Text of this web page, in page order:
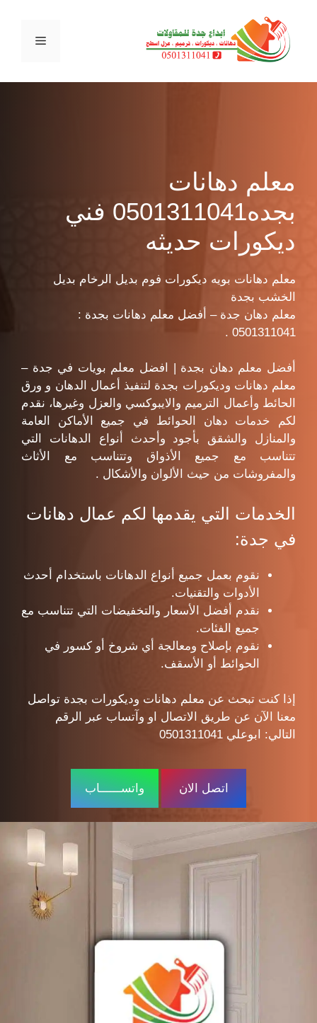
المحتوى
القائمة
معلم دهانات
بجده0501311041 فني
ديكورات حديثه
معلم دهانات بويه ديكورات فوم بديل الرخام بديل
الخشب بجدة
معلم دهان جدة – أفضل معلم دهانات بجدة :
0501311041 .
أفضل معلم دهان بجدة | افضل معلم بويات في جدة –
معلم دهانات وديكورات بجدة لتنفيذ أعمال الدهان و ورق
الحائط وأعمال الترميم والايبوكسي والعزل وغيرها، نقدم
لكم خدمات دهان الحوائط في جميع الأماكن العامة
والمنازل والشقق بأجود وأحدث أنواع الدهانات التي
تتناسب مع جميع الأذواق وتتناسب مع الأثاث
والمفروشات من حيث الألوان والأشكال .
الخدمات التي يقدمها لكم عمال دهانات
في جدة:
نقوم بعمل جميع أنواع الدهانات باستخدام أحدث
الأدوات والتقنيات.
نقدم أفضل الأسعار والتخفيضات التي تتناسب مع
جميع الفئات.
نقوم بإصلاح ومعالجة أي شروخ أو كسور في
الحوائط أو الأسقف.
إذا كنت تبحث عن معلم دهانات وديكورات بجدة تواصل
معنا الآن عن طريق الاتصال او وآتساب عبر الرقم
التالي: ابوعلي 0501311041
اتصل الان واتســــــاب